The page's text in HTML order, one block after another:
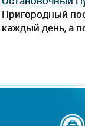
Пригородный
каждый день, а